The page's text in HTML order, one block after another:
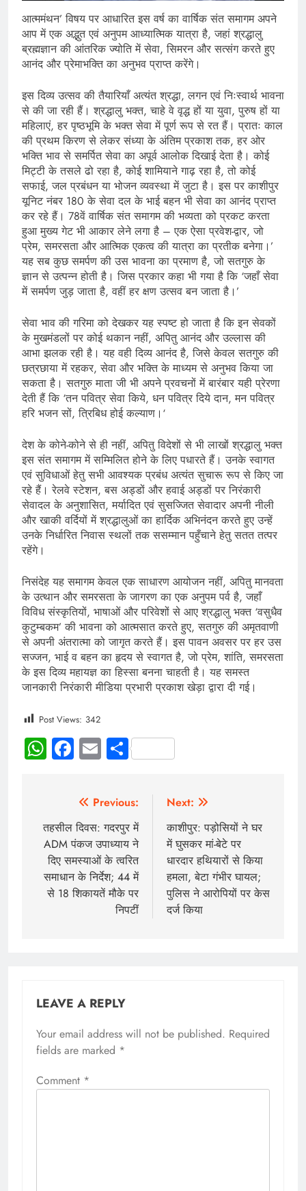
आत्ममंथन’ विषय पर आधारित इस वर्ष का वार्षिक संत समागम अपने
आप में एक अद्भुत एवं अनुपम आध्यात्मिक यात्रा है, जहां श्रद्धालु
ब्रह्मज्ञान की आंतरिक ज्योति में सेवा, सिमरन और सत्संग करते हुए
आनंद और प्रेमाभक्ति का अनुभव प्राप्त करेंगे।
इस दिव्य उत्सव की तैयारियाँ अत्यंत श्रद्धा, लगन एवं निःस्वार्थ भावना
से की जा रही हैं। श्रद्धालु भक्त, चाहे वे वृद्ध हों या युवा, पुरुष हों या
महिलाएं, हर पृष्ठभूमि के भक्त सेवा में पूर्ण रूप से रत हैं। प्रातः काल
की प्रथम किरण से लेकर संध्या के अंतिम प्रकाश तक, हर ओर
भक्ति भाव से समर्पित सेवा का अपूर्व आलोक दिखाई देता है। कोई
मिट्टी के तसले ढो रहा है, कोई शामियाने गाढ़ रहा है, तो कोई
सफाई, जल प्रबंधन या भोजन व्यवस्था में जुटा है। इस पर काशीपुर
यूनिट नंबर 180 के सेवा दल के भाई बहन भी सेवा का आनंद प्राप्त
कर रहे हैं। 78वें वार्षिक संत समागम की भव्यता को प्रकट करता
हुआ मुख्य गेट भी आकार लेने लगा है – एक ऐसा प्रवेश-द्वार, जो
प्रेम, समरसता और आत्मिक एकत्व की यात्रा का प्रतीक बनेगा।’
यह सब कुछ समर्पण की उस भावना का प्रमाण है, जो सतगुरु के
ज्ञान से उत्पन्न होती है। जिस प्रकार कहा भी गया है कि ‘जहाँ सेवा
में समर्पण जुड़ जाता है, वहीं हर क्षण उत्सव बन जाता है।’
सेवा भाव की गरिमा को देखकर यह स्पष्ट हो जाता है कि इन सेवकों
के मुखमंडलों पर कोई थकान नहीं, अपितु आनंद और उल्लास की
आभा झलक रही है। यह वही दिव्य आनंद है, जिसे केवल सतगुरु की
छत्रछाया में रहकर, सेवा और भक्ति के माध्यम से अनुभव किया जा
सकता है। सतगुरु माता जी भी अपने प्रवचनों में बारंबार यही प्रेरणा
देती हैं कि ‘तन पवित्र सेवा किये, धन पवित्र दिये दान, मन पवित्र
हरि भजन सों, त्रिबिध होई कल्याण।‘
देश के कोने-कोने से ही नहीं, अपितु विदेशों से भी लाखों श्रद्धालु भक्त
इस संत समागम में सम्मिलित होने के लिए पधारते हैं। उनके स्वागत
एवं सुविधाओं हेतु सभी आवश्यक प्रबंध अत्यंत सुचारू रूप से किए जा
रहे हैं। रेलवे स्टेशन, बस अड्डों और हवाई अड्डों पर निरंकारी
सेवादल के अनुशासित, मर्यादित एवं सुसज्जित सेवादार अपनी नीली
और खाकी वर्दियों में श्रद्धालुओं का हार्दिक अभिनंदन करते हुए उन्हें
उनके निर्धारित निवास स्थलों तक ससम्मान पहुँचाने हेतु सतत तत्पर
रहेंगे।
निसंदेह यह समागम केवल एक साधारण आयोजन नहीं, अपितु मानवता
के उत्थान और समरसता के जागरण का एक अनुपम पर्व है, जहाँ
विविध संस्कृतियों, भाषाओं और परिवेशों से आए श्रद्धालु भक्त ‘वसुधैव
कुटुम्बकम’ की भावना को आत्मसात करते हुए, सतगुरु की अमृतवाणी
से अपनी अंतरात्मा को जागृत करते हैं। इस पावन अवसर पर हर उस
सज्जन, भाई व बहन का हृदय से स्वागत है, जो प्रेम, शांति, समरसता
के इस दिव्य महायज्ञ का हिस्सा बनना चाहती है। यह समस्त
जानकारी निरंकारी मीडिया प्रभारी प्रकाश खेड़ा द्वारा दी गई।
Post Views: 342
WhatsApp
Facebook
EmailShare
Previous:
तहसील दिवस: गदरपुर में
ADM पंकज उपाध्याय ने
दिए समस्याओं के त्वरित
समाधान के निर्देश; 44 में
से 18 शिकायतें मौके पर
निपटीं
Next:
काशीपुर: पड़ोसियों ने घर
में घुसकर मां-बेटे पर
धारदार हथियारों से किया
हमला, बेटा गंभीर घायल;
पुलिस ने आरोपियों पर केस
दर्ज किया
LEAVE A REPLY
Your email address will not be published. Required
fields are marked *
Comment *